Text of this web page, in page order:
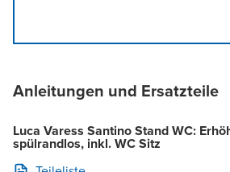
Anleitungen und Ersatzteile
Luca Varess Santino Stand WC:
spülrandlos, inkl. WC Sitz